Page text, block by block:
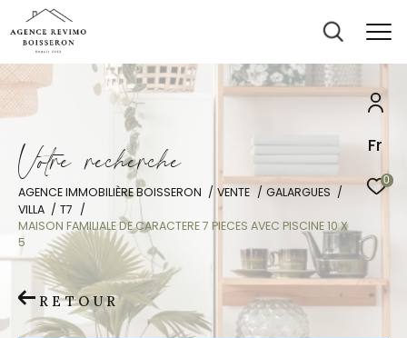
Fr
0
Votre recherche
AGENCE IMMOBILIÈRE BOISSERON VENTE
GALARGUES
VILLA
T7
MAISON FAMILIALE DE CARACTERE 7 PIECES AVEC PISCINE 10 X
5
RETOUR